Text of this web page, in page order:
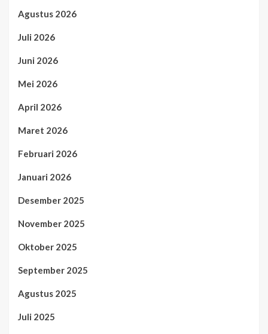
Agustus 2026
Juli 2026
Juni 2026
Mei 2026
April 2026
Maret 2026
Februari 2026
Januari 2026
Desember 2025
November 2025
Oktober 2025
September 2025
Agustus 2025
Juli 2025